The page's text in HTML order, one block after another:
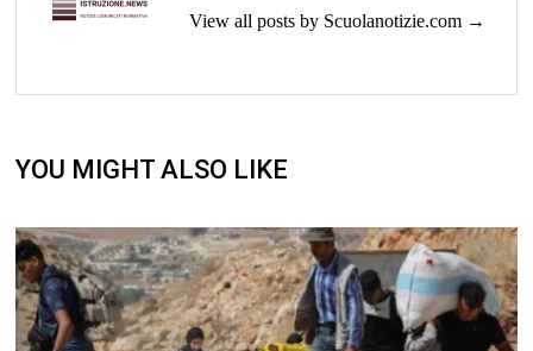
View all posts by Scuolanotizie.com →
YOU MIGHT ALSO LIKE